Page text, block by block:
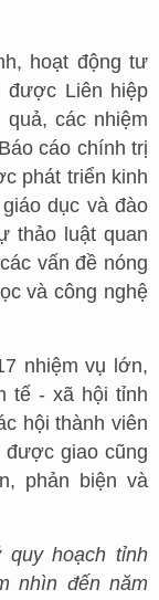
hoạt động tư
được Liên hiệp
các nhiệm
cáo chính trị
phát triển kinh
dục và đào
thảo luật quan
vấn đề nóng
và công nghệ
nhiệm vụ lớn,
tế - xã hội tỉnh
hội thành viên
được giao cũng
phản biện và
quy hoạch tỉnh
nhìn đến năm